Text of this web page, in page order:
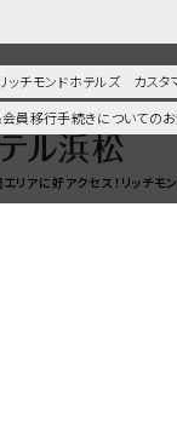
リッチモンドホテルズ カス
員移行手続きについての
リアに好アクセス！リッチモ